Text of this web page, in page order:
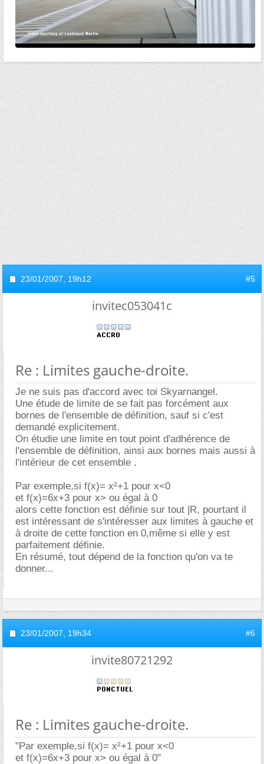
23/01/2007, 19h12 #5
invitec053041c
Re : Limites gauche-droite.
Je ne suis pas d'accord avec toi Skyarnangel.
Une étude de limite de se fait pas forcément aux
bornes de l'ensemble de définition, sauf si c'est
demandé explicitement.
On étudie une limite en tout point d'adhérence de
l'ensemble de définition, ainsi aux bornes mais aussi à
l'intérieur de cet ensemble .
Par exemple,si f(x)= x²+1 pour x<0
et f(x)=6x+3 pour x> ou égal à 0
alors cette fonction est définie sur tout |R, pourtant il
est intéressant de s'intéresser aux limites à gauche et
à droite de cette fonction en 0,même si elle y est
parfaitement définie.
En résumé, tout dépend de la fonction qu'on va te
donner...
23/01/2007, 19h34 #6
invite80721292
Re : Limites gauche-droite.
"Par exemple,si f(x)= x²+1 pour x<0
et f(x)=6x+3 pour x> ou égal à 0"